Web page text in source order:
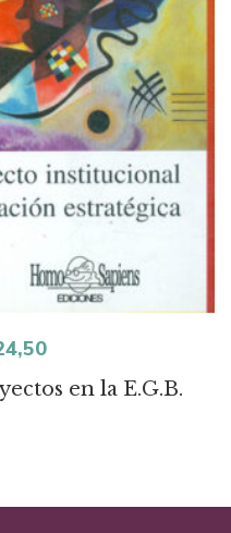
en la E.G.B.
El
precio
$24,50.